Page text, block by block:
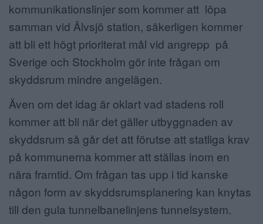
kommunikationslinjer som kommer att löpa
samman vid Älvsjö station, säkerligen kommer
att bli ett högt prioriterat mål vid angrepp på
Sverige och Stockholm gör inte frågan om
skyddsrum mindre angelägen.
Även om det idag är oklart vad stadens roll
kommer att bli när det gäller utbyggnaden av
skyddsrum så går det att förutse att statliga krav
på kommunerna kommer att ställas inom en
nära framtid. Om frågan tas upp i tid kanske
någon form av skyddsrumsplanering kan knytas
till den gula tunnelbanelinjens tunnelsystem.